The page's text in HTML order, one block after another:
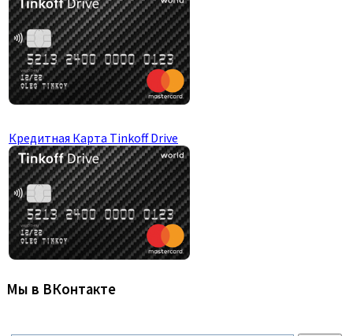
Кредитная Карта Tinkoff Drive
Мы в ВКонтакте